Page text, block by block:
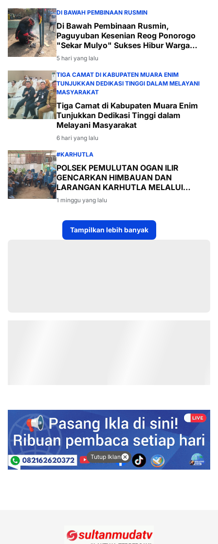
DI BAWAH PEMBINAAN RUSMIN
Di Bawah Pembinaan Rusmin,
Paguyuban Kesenian Reog Ponorogo
"Sekar Mulyo" Sukses Hibur Warga
Desa Payabakal
5 hari yang lalu
TIGA CAMAT DI KABUPATEN MUARA ENIM
TUNJUKKAN DEDIKASI TINGGI DALAM MELAYANI
MASYARAKAT
Tiga Camat di Kabupaten Muara Enim
Tunjukkan Dedikasi Tinggi dalam
Melayani Masyarakat
6 hari yang lalu
#KARHUTLA
POLSEK PEMULUTAN OGAN ILIR
GENCARKAN HIMBAUAN DAN
LARANGAN KARHUTLA MELALUI
PROGRAM TSKD (TOURING SAMBANG
KE DESA-DESA
1 minggu yang lalu
Tampilkan lebih banyak
Tutup Iklan